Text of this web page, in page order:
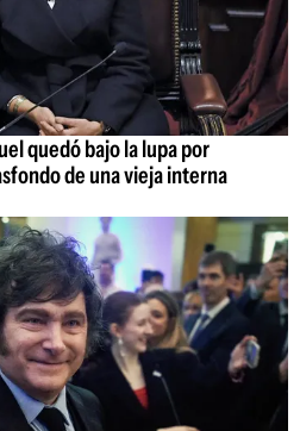
quedó bajo la lupa por
de una vieja interna